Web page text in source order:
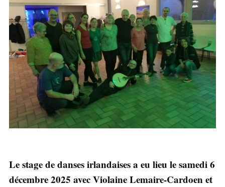
Le stage de danses irlandaises a eu lieu le samedi 6
décembre 2025 avec Violaine Lemaire-Cardoen et